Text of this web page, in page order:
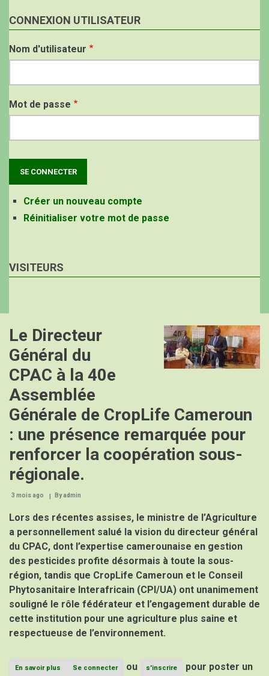
CONNEXION UTILISATEUR
Nom d'utilisateur
Mot de passe
Créer un nouveau compte
Réinitialiser votre mot de passe
VISITEURS
Image
Le Directeur
Général du
CPAC à la 40e
Assemblée
Générale de CropLife Cameroun
: une présence remarquée pour
renforcer la coopération sous-
régionale.
3 mois ago Byadmin
Lors des récentes assises, le ministre de l’Agriculture
a personnellement salué la vision du directeur général
du CPAC, dont l’expertise camerounaise en gestion
des pesticides profite désormais à toute la sous-
région, tandis que CropLife Cameroun et le Conseil
Phytosanitaire Interafricain (CPI/UA) ont unanimement
souligné le rôle fédérateur et l’engagement durable de
cette institution pour une agriculture plus saine et
respectueuse de l’environnement.
En savoir plus Se connecter ou s'inscrire pour poster un